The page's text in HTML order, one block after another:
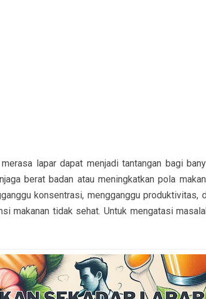
lapar dapat menjadi tantangan bagi
berat badan atau meningkatkan pola
konsentrasi, mengganggu produktivitas,
makanan tidak sehat. Untuk mengatasi